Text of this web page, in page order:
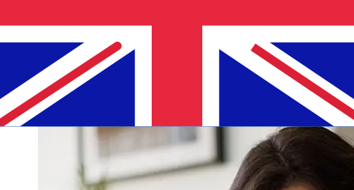
決於付款方式和交易時間。國際銀行轉帳通常需要 1 至 5 個
工作天。銀行假日和安檢等因素也可能影響送貨。查看
Permanent TSB p.l.c的截止時間，以避免延誤。